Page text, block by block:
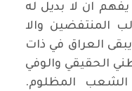
ان لا بديل له
المنتفضين والا
العراق في ذات
الحقيقي والوفي
الشعب المظلوم.